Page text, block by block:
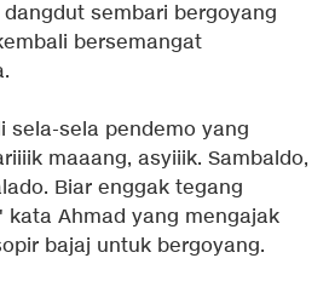
sembari bergoyang
bersemangat
sela-sela pendemo yang
maaang, asyiiik. Sambaldo,
Biar enggak tegang
kata Ahmad yang mengajak
bajaj untuk bergoyang.